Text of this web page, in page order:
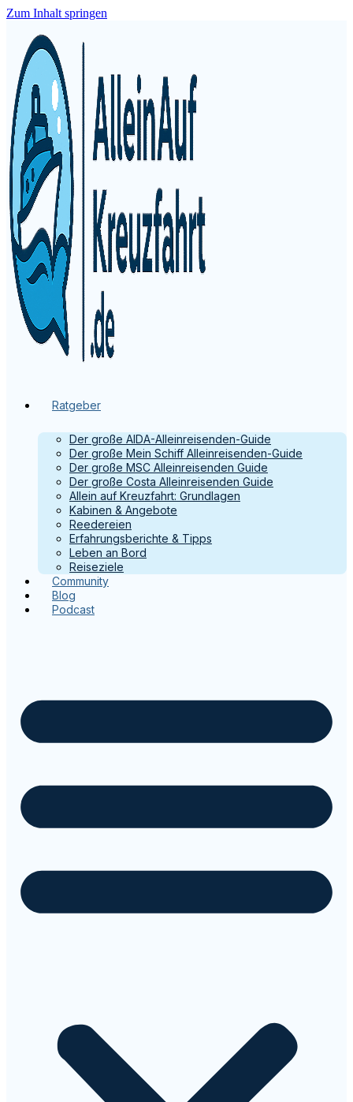
Zum Inhalt springen
Ratgeber
Der große AIDA-Alleinreisenden-Guide
Der große Mein Schiff Alleinreisenden-Guide
Der große MSC Alleinreisenden Guide
Der große Costa Alleinreisenden Guide
Allein auf Kreuzfahrt: Grundlagen
Kabinen & Angebote
Reedereien
Erfahrungsberichte & Tipps
Leben an Bord
Reiseziele
Community
Blog
Podcast